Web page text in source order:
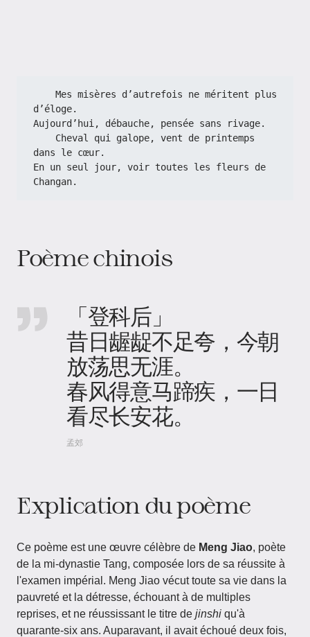
d’éloge.
Aujourd’hui, débauche, pensée sans rivage.
dans le cœur.
En un seul jour, voir toutes les fleurs de
Changan.
Poème chinois
「登科后」
昔日龌龊不足夸，今朝
放荡思无涯。
春风得意马蹄疾，一日
看尽长安花。
孟郊
Explication du poème
Ce poème est une œuvre célèbre de Meng Jiao, poète
de la mi-dynastie Tang, composée lors de sa réussite à
l'examen impérial. Meng Jiao vécut toute sa vie dans la
pauvreté et la détresse, échouant à de multiples
reprises, et ne réussissant le titre de jinshi qu'à
quarante-six ans. Auparavant, il avait échoué deux fois,